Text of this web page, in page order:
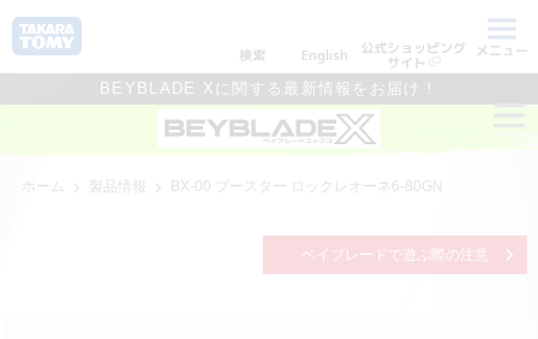
検索 English 公式ショッピング
サイト
メニュー
BEYBLADE Xに関する最新情報をお届け！
ホーム 製品情報 BX-00 ブースター ロックレオーネ6-80GN
ベイブレードで遊ぶ際の注意